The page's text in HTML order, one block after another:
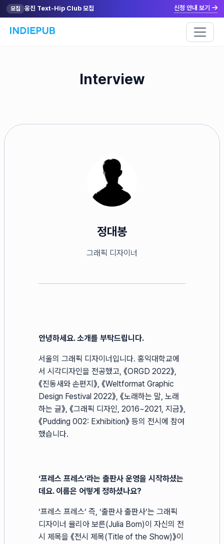
모집 웅진 Text-Hip Club 모집 신청 안내 보기
Interview
정대봉
그래픽 디자이너
안녕하세요. 소개를 부탁드립니다.
서울의 그래픽 디자이너입니다. 홍익대학교에
서 시각디자인을 전공했고, 《ORGD 2022》,
《진동새와 손편지》, 《Weltformat Graphic
Design Festival 2022》, 《노래하는 말, 노래
하는 글》, 《그래픽 디자인, 2016~2021, 지금》,
《Pudding 002: Exhibition》 등의 전시에 참여
했습니다.
‘프레스 프레스’라는 출판사 운영을 시작하셨는
데요. 이름은 어떻게 정하셨나요?
‘프레스 프레스’ 즉, ‘출판사 출판사’는 그래픽
디자이너 율리아 보른(Julia Born)이 자신의 전
시 제목을 《전시 제목(Title of the Show)》이